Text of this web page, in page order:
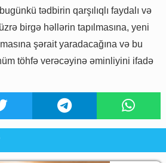
tədbirin qarşılıqlı faydalı və
birgə həllərin tapılmasına, yeni
şərait yaradacağına və bu
töhfə verəcəyinə əminliyini ifadə